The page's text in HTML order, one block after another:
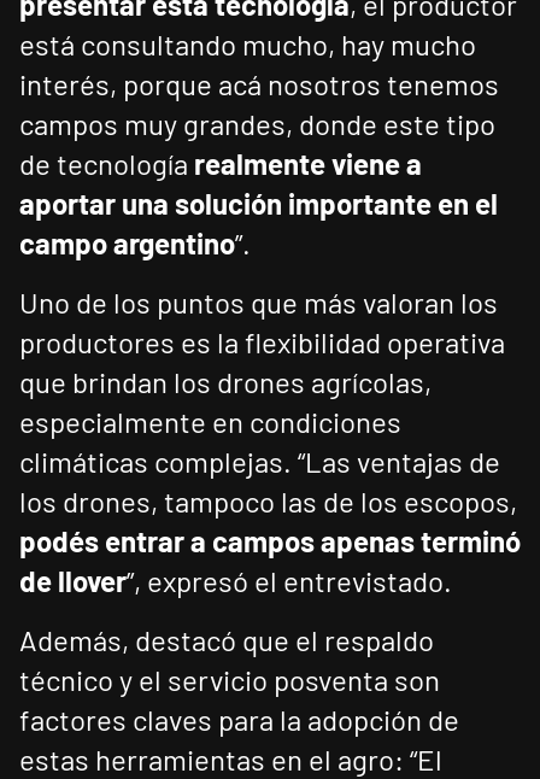
está consultando mucho, hay mucho
interés, porque acá nosotros tenemos
campos muy grandes, donde este tipo
de tecnología realmente viene a
aportar una solución importante en el
campo argentino”.
Uno de los puntos que más valoran los
productores es la flexibilidad operativa
que brindan los drones agrícolas,
especialmente en condiciones
climáticas complejas. “Las ventajas de
los drones, tampoco las de los escopos,
podés entrar a campos apenas terminó
de llover”, expresó el entrevistado.
Además, destacó que el respaldo
técnico y el servicio posventa son
factores claves para la adopción de
estas herramientas en el agro: “El